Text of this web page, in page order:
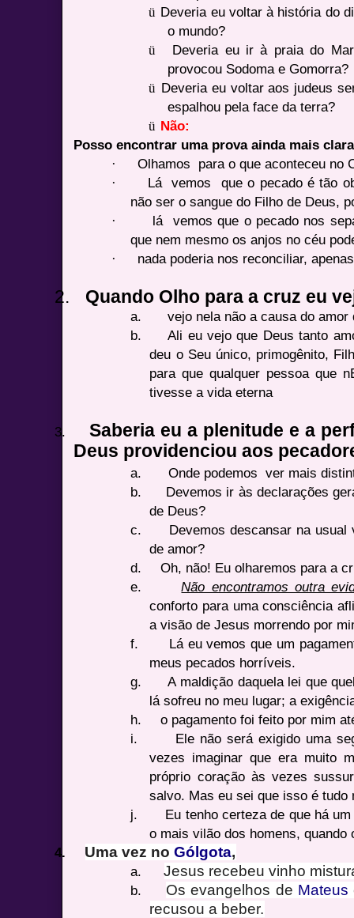
ü Deveria eu voltar à história do
o mundo?
ü
Deveria eu ir à praia do
provocou Sodoma e Gomorra?
ü Deveria eu voltar aos judeus
espalhou pela face da terra?
ü Não:
Posso encontrar uma prova ainda mais clara
·
Olhamos para o que aconteceu no
·
Lá vemos que o pecado é tão
não ser o sangue do Filho de Deus,
·
lá vemos que o pecado nos
que nem mesmo os anjos no céu
·
nada poderia nos reconciliar,
2. Quando Olho para a cruz eu
a.
vejo nela não a causa do
b.
Ali eu vejo que Deus tanto
deu o Seu único, primogênito,
para que qualquer pessoa que
tivesse a vida eterna
3.
Saberia eu a plenitude e a
Deus providenciou aos
a.
Onde podemos ver mais
b.
Devemos ir às declarações
de Deus?
c.
Devemos descansar na
de amor?
d.
Oh, não! Eu olharemos para a
e.
Não encontramos outra
conforto para uma consciência
a visão de Jesus morrendo por
f.
Lá eu vemos que um
meus pecados horríveis.
g.
A maldição daquela lei que
lá sofreu no meu lugar; a
h.
o pagamento foi feito por mim
i.
Ele não será exigido uma
vezes imaginar que era muito
próprio coração às vezes
salvo. Mas eu sei que isso é tudo
j.
Eu tenho certeza de que há
o mais vilão dos homens, quando
4.
Uma vez no Gólgota,
a. Jesus recebeu vinho
b. Os evangelhos de Mateus
recusou a beber.